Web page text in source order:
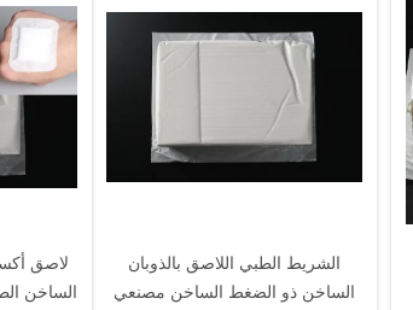
الشريط الطبي اللاصق بالذوبان
الساخن ذو الضغط الساخن مصنعي
لاصق